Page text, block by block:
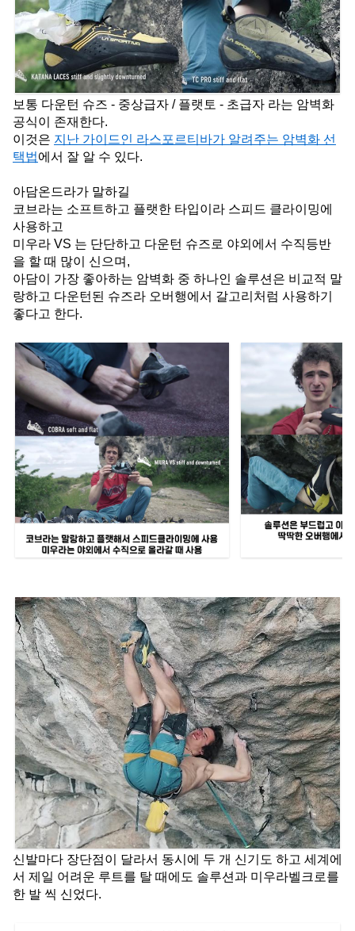
보통 다운턴 슈즈 - 중상급자 / 플랫토 - 초급자 라는 암벽화
공식이 존재한다.
이것은 지난 가이드인 라스포르티바가 알려주는 암벽화 선
택법에서 잘 알 수 있다.
아담온드라가 말하길
코브라는 소프트하고 플랫한 타입이라 스피드 클라이밍에
사용하고
미우라 VS 는 단단하고 다운턴 슈즈로 야외에서 수직등반
을 할 때 많이 신으며,
아담이 가장 좋아하는 암벽화 중 하나인 솔루션은 비교적 말
랑하고 다운턴된 슈즈라 오버행에서 갈고리처럼 사용하기
좋다고 한다.
신발마다 장단점이 달라서 동시에 두 개 신기도 하고 세계에
서 제일 어려운 루트를 탈 때에도 솔루션과 미우라벨크로를
한 발 씩 신었다.